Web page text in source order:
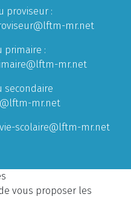
proviseur :
mr.net
primaire :
mr.net
secondaire
mr.net
vie-scolaire@lftm-mr.net
vous proposer les